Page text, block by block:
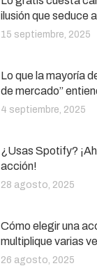
ilusión que seduce
15 septiembre, 2025
Lo que la mayoría
de mercado”
4 septiembre, 2025
¿Usas Spotify?
acción!
28 agosto, 2025
Cómo elegir una
multiplique varias
26 agosto, 2025